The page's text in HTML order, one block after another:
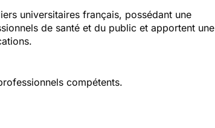
universitaires français, possédant une
de santé et du public et apportent une
compétents.